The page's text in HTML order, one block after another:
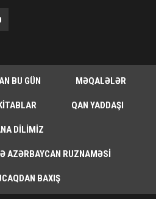
BU GÜN MƏQALƏLƏR
QAN YADDAŞI
DILIMIZ
AZƏRBAYCAN RUZNAMƏSI
BAXIŞ